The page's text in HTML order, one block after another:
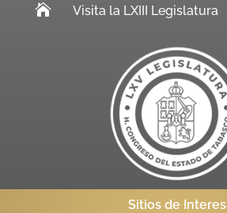
 Visita la LXIII Legislatura
Sitios de Interes